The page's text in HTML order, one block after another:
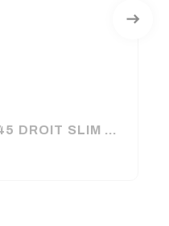
CORDON RJ45 DROIT SLIM U/UTP CUIVRE CAT6 EN 0.15 METRE GOOBAY (100150)